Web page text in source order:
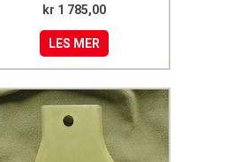
kr 1 785,00
LES MER